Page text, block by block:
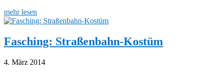
mehr lesen
Fasching: Straßenbahn-Kostüm
4. März 2014